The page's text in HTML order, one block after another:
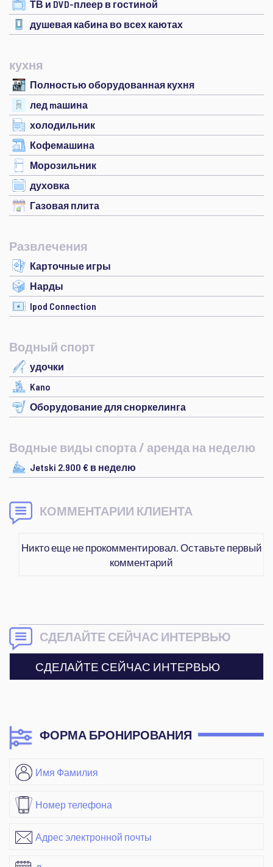
ТВ и DVD-плеер в гостиной
душевая кабина во всех каютах
кухня
Полностью оборудованная кухня
лед mашина
холодильник
Кофемашина
Морозильник
духовка
Газовая плита
Развлечения
Карточные игры
Нарды
Ipod Connection
Водный спорт
удочки
Kano
Оборудование для сноркелинга
Водные виды спорта / аренда на неделю
Jetski 2.900 € в неделю
КОММЕНТАРИИ КЛИЕНТА
Никто еще не прокомментировал. Оставьте первый
комментарий
СДЕЛАЙТЕ СЕЙЧАС ИНТЕРВЬЮ
СДЕЛАЙТЕ СЕЙЧАС ИНТЕРВЬЮ
ФОРМА БРОНИРОВАНИЯ